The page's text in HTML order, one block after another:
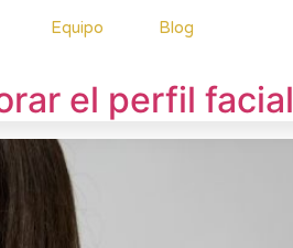
Equipo
Blog
el perfil facial